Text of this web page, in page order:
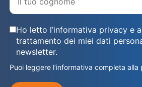
Ho letto l’informativa privacy e
trattamento dei miei dati
newsletter.
Puoi leggere l’informativa completa alla